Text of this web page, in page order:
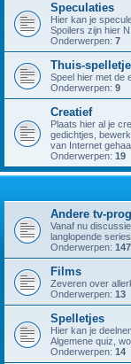
Speculaties
Hier kan je
Spoilers zijn hier
Onderwerpen: 7
Thuis-
Speel hier met de
Onderwerpen: 9
Creatief
Plaats hier al je
gedichtjes,
van Internet
Onderwerpen: 19
Andere tv-
Vanaf nu
langlopende series
Onderwerpen: 147
Films
Zeveren over
Onderwerpen: 13
Spelletjes
Hier kan je
Algemene quiz,
Onderwerpen: 14